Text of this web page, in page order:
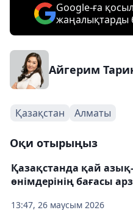
Google-ға
жаңалықтарды
Айгерим
Қазақстан Алматы
Оқи отырыңыз
13:47, 26 маусым 2026
Қазақстанда қай азық-
өнімдерінің бағасы